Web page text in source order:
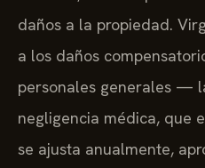
daños a la propiedad.
a los daños
personales generales —
negligencia médica, que
se ajusta anualmente,